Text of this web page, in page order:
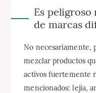
Es
de marcas
No necesariamente,
mezclar productos
activos fuertemente
mencionados: lejía,